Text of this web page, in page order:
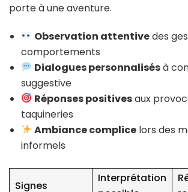
porte à une aventure.
Observation attentivedes
comportements
Dialogues personnalisésà
suggestive
Réponses positivesaux
taquineries
Ambiance complice lors des
informels
Signes
Interprétation